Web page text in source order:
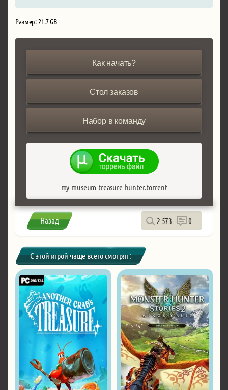
Размер: 21.7 GB
Как начать?
Стол заказов
Набор в команду
my-museum-treasure-hunter.torrent
Назад 2 573 0
С этой игрой чаще всего смотрят: